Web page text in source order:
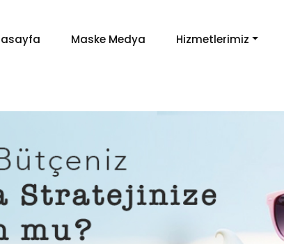
Maske Medya Hizmetlerimiz